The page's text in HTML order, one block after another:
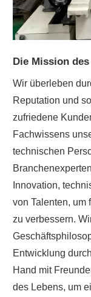
Die Mission
Wir überleben
Reputation und
zufriedene
Fachwissens
technischen
Innovation,
von Talenten, um
zu verbessern.
Entwicklung
Hand mit
des Lebens, um